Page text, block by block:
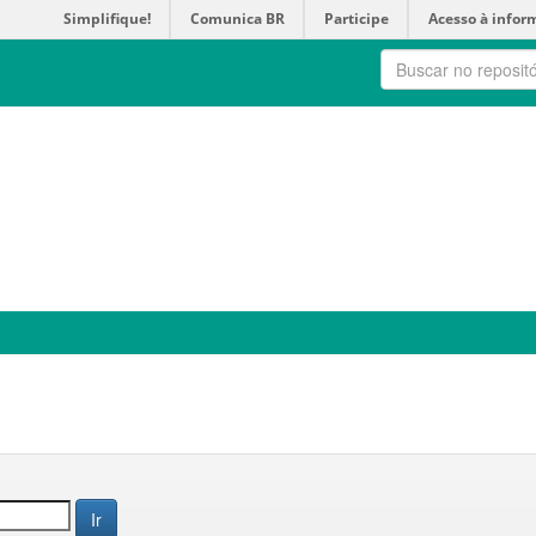
Simplifique! Comunica BR Participe Acesso à